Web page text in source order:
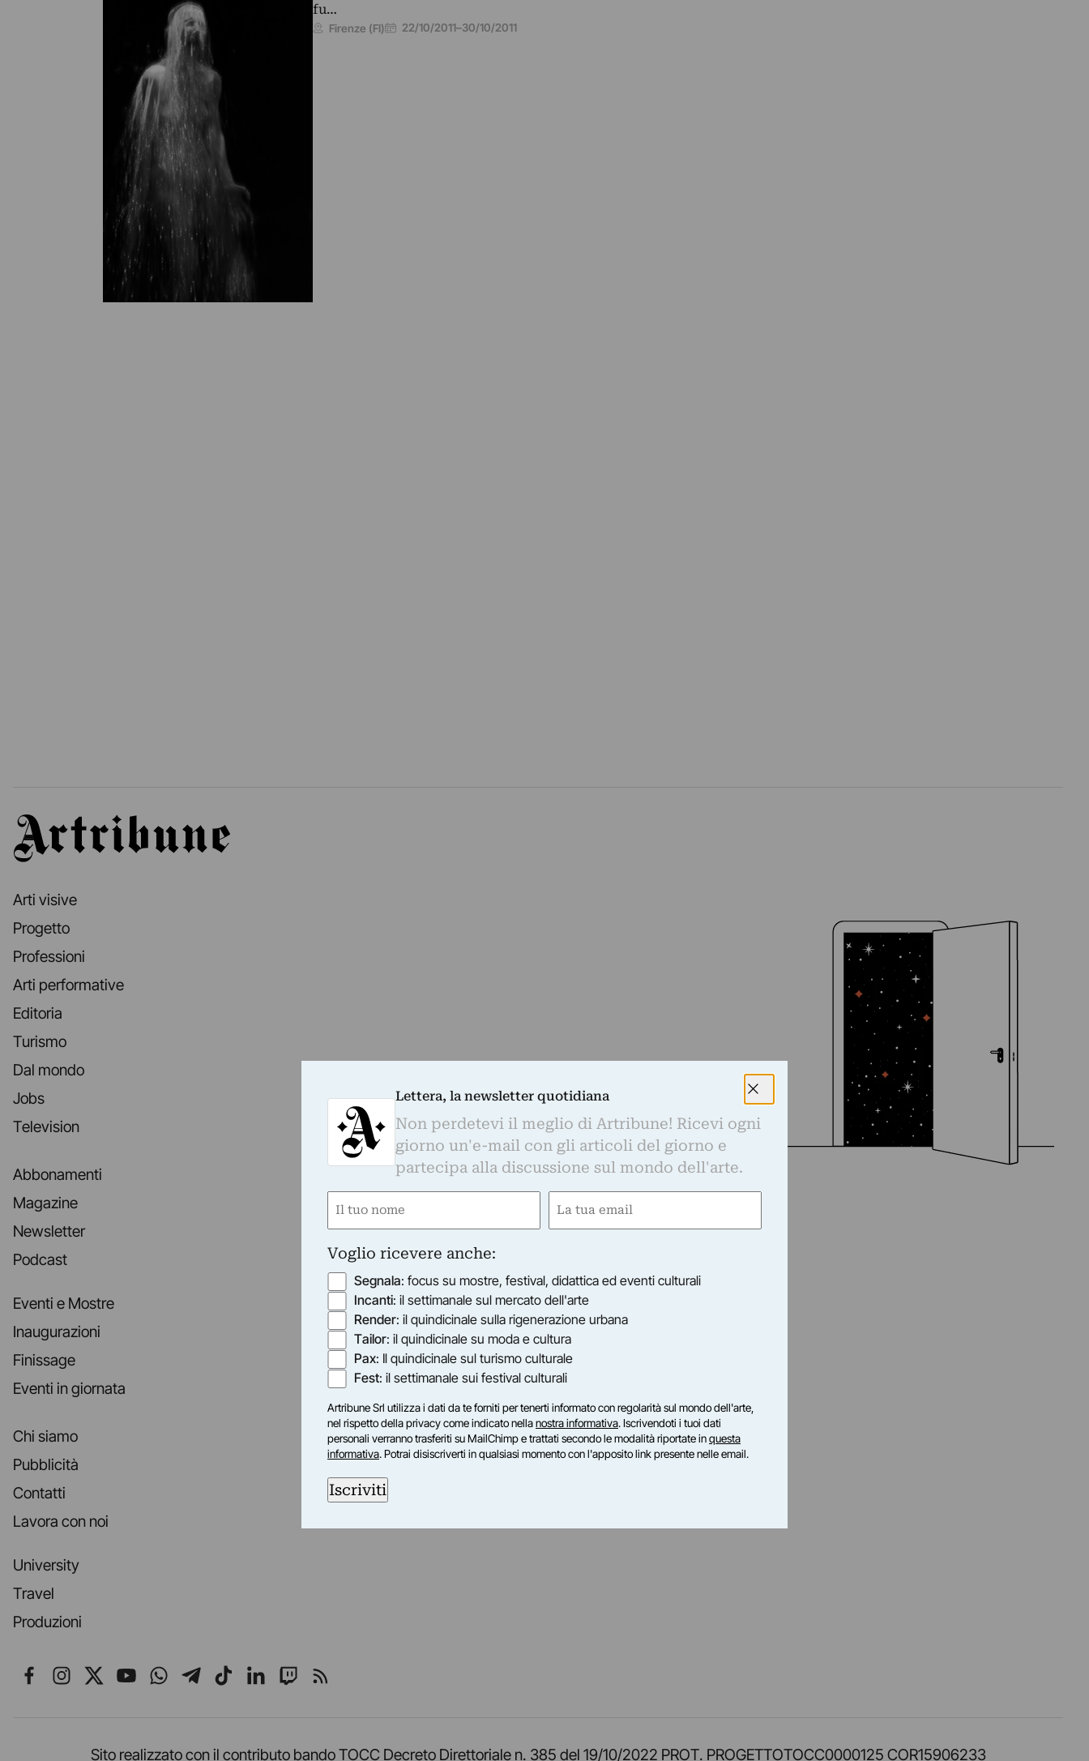
fu…
Firenze (FI) 22/10/2011–30/10/2011
Artribune
Arti visive
Progetto
Professioni
Arti performative
Editoria
Turismo
Dal mondo
Jobs
Television
Abbonamenti
Magazine
Newsletter
Podcast
Eventi e Mostre
Inaugurazioni
Finissage
Eventi in giornata
Chi siamo
Pubblicità
Contatti
Lavora con noi
University
Travel
Produzioni
Seguici su Facebook
Seguici su Instagram
Seguici su X
Seguici su YouTube
Seguici su WhatsApp
Seguici su Telegram
Seguici su TikTok
Seguici su LinkedIn
Seguici su Twitch
Seguici su Rss
Sito realizzato con il contributo bando TOCC Decreto Direttoriale n. 385 del 19/10/2022 PROT. PROGETTOTOCC0000125 COR15906233
Lettera, la newsletter quotidiana
Non perdetevi il meglio di Artribune! Ricevi ogni
giorno un'e-mail con gli articoli del giorno e
partecipa alla discussione sul mondo dell'arte.
Nome
Email
Voglio ricevere anche:
Segnala: focus su mostre, festival, didattica ed eventi culturali
Incanti: il settimanale sul mercato dell'arte
Render: il quindicinale sulla rigenerazione urbana
Tailor: il quindicinale su moda e cultura
Pax: Il quindicinale sul turismo culturale
Fest: il settimanale sui festival culturali
Artribune Srl utilizza i dati da te forniti per tenerti informato con regolarità sul mondo dell'arte,
nel rispetto della privacy come indicato nellanostra informativa. Iscrivendoti i tuoi dati
personali verranno trasferiti su MailChimp e trattati secondo le modalità riportate inquesta
informativa. Potrai disiscriverti in qualsiasi momento con l'apposito link presente nelle email.
Iscriviti